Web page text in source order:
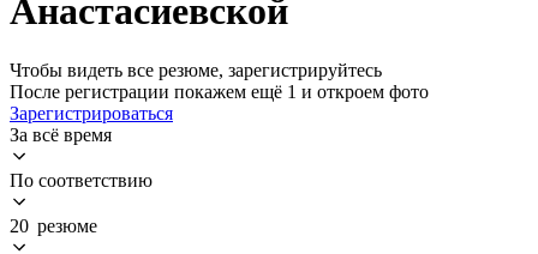
Анастасиевской
Чтобы видеть все резюме, зарегистрируйтесь
После регистрации покажем ещё 1 и откроем фото
Зарегистрироваться
За всё время
По соответствию
20 резюме